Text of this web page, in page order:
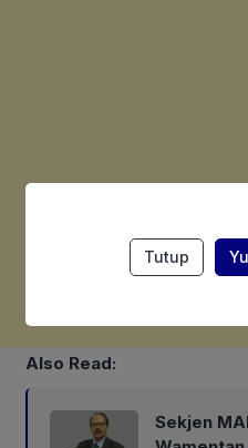
Also Read:
Sekjen
Tutup